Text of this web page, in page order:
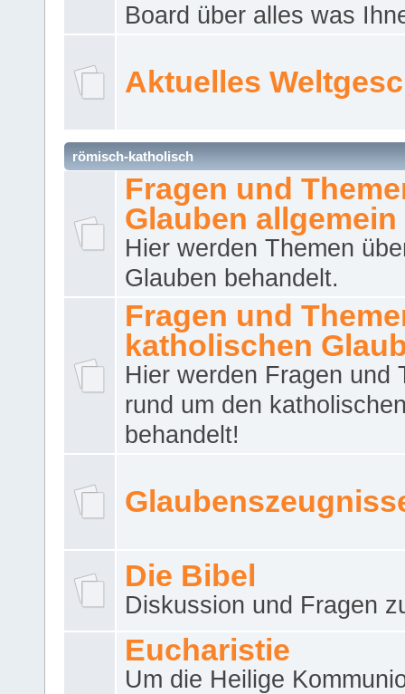
Board über alles was
Aktuelles
römisch-katholisch
Fragen und
Glauben allgemein
Hier werden Themen
Glauben behandelt.
Fragen und
katholischen
Hier werden Fragen und
rund um den
behandelt!
Die Bibel
Diskussion und Fragen
Eucharistie
Um die Heilige